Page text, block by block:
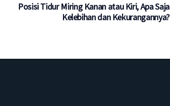
Posisi Tidur Miring Kanan atau Kiri, Apa Saja
Kelebihan dan Kekurangannya?